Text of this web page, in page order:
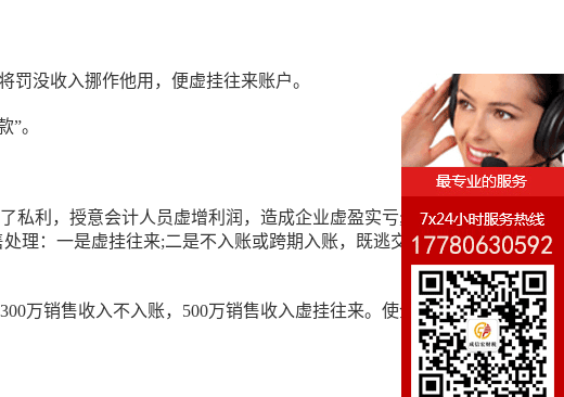
没收入挪作他用，便虚挂往来账户。
”。
私利，授意会计人员虚增利润，造成企业虚盈实亏;有的企业
理：一是虚挂往来;二是不入账或跨期入账，既逃交了税金，
万销售收入不入账，500万销售收入虚挂往来。使企业利润虚